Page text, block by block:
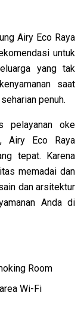
Airy Eco Raya
untuk
yang tak
saat
penuh.
pelayanan oke
Airy Eco Raya
tepat. Karena
memadai dan
dan arsitektur
Anda di
Room
Wi-Fi